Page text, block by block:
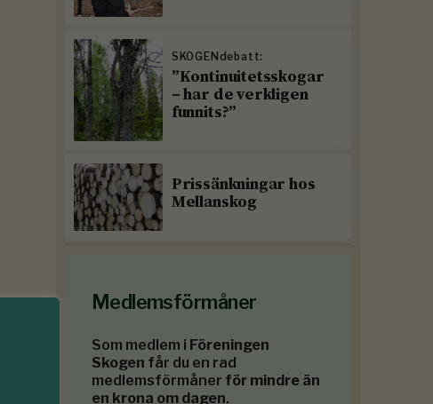
SKOGENdebatt:
”Kontinuitetsskogar
– har de verkligen
funnits?”
Prissänkningar hos
Mellanskog
Medlemsförmåner
Som medlem i Föreningen
Skogen får du en rad
medlemsförmåner för mindre än
en krona om dagen.